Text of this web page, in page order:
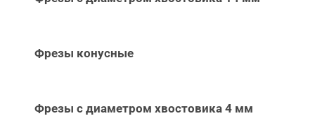
Фрезы конусные
Фрезы с диаметром хвостовика 4 мм